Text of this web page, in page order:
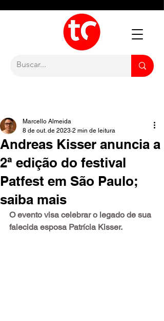
Andreas Kisser anuncia a
2ª edição do festival
Patfest em São Paulo;
saiba mais
Marcello Almeida
8 de out. de 2023 2 min de leitura
O evento visa celebrar o legado de sua
falecida esposa Patrícia Kisser.